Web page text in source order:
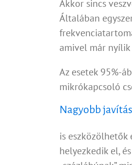
Akkor sincs
Általában
amivel már nyílik
Az esetek 95%-
mikrókapcsoló
Nagyobb
is eszközölhetők
helyezkedik el,